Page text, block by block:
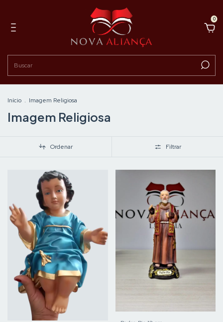
0
Início . Imagem Religiosa
Imagem Religiosa
Ordenar Filtrar